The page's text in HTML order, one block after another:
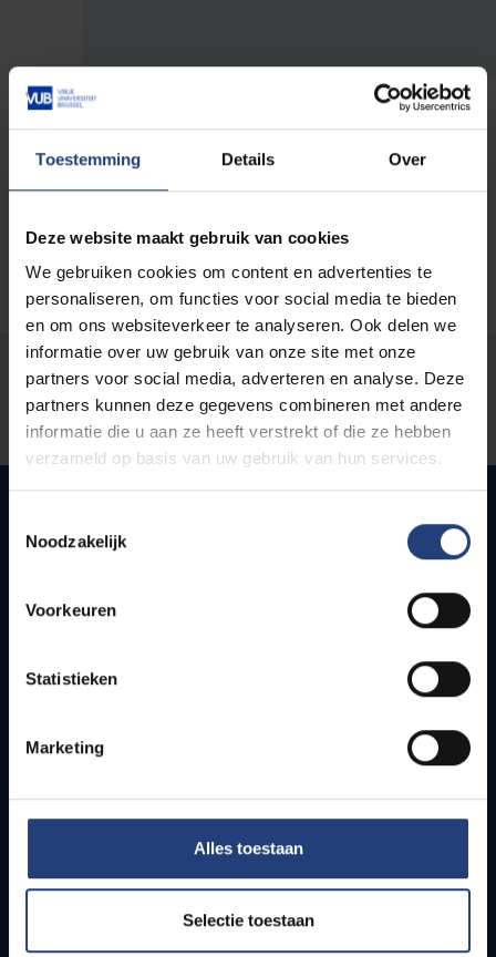
Toestemming Details Over
Deze website maakt gebruik van cookies
We gebruiken cookies om content en advertenties te
personaliseren, om functies voor social media te bieden
en om ons websiteverkeer te analyseren. Ook delen we
informatie over uw gebruik van onze site met onze
partners voor social media, adverteren en analyse. Deze
partners kunnen deze gegevens combineren met andere
informatie die u aan ze heeft verstrekt of die ze hebben
verzameld op basis van uw gebruik van hun services.
Noodzakelijk
Voorkeuren
Statistieken
Marketing
Alles toestaan
Selectie toestaan
Was there an error on this page?
Quick links
Webmail
How to get to the VUB campuses
Campus facilities
Info for
Students